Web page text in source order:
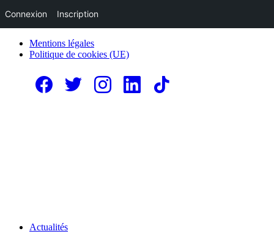
Mentions légales
Politique de cookies (UE)
Actualités
Connexion Inscription